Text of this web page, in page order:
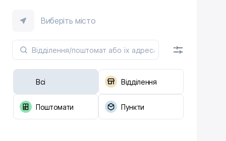
Виберіть місто
Всі Відділення
Поштомати Пункти